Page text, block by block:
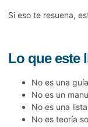
Si eso te resuena,
Lo que este
No es una
No es un
No es una
No es teoría